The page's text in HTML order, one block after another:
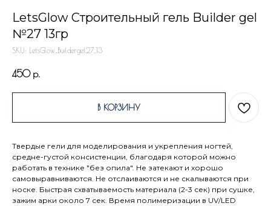
LetsGlow Строительный гель Builder gel
№27 13гр
SKU: LetsGlow_Buildergel27_13
450 р.
В КОРЗИНУ
Твердые гели для моделирования и укрепления ногтей,
средне-густой консистенции, благодаря которой можно
работать в технике "без опила". Не затекают и хорошо
самовыравниваются. Не отслаиваются и не скалываются при
носке. Быстрая схватываемость материала (2-3 сек) при сушке,
зажим арки около 7 сек. Время полимеризации в UV/LED